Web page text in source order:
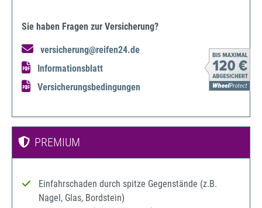
Sie haben Fragen zur Versicherung?
versicherung@reifen24.de
Informationsblatt
Versicherungsbedingungen
PREMIUM
Einfahrschaden durch spitze Gegenstände (z.B.
Nagel, Glas, Bordstein)